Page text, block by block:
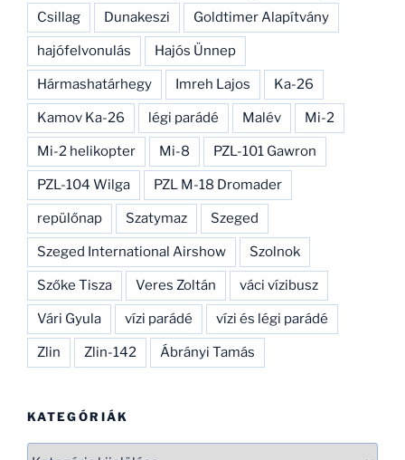
Csillag Dunakeszi Goldtimer Alapítvány
hajófelvonulás Hajós Ünnep
Hármashatárhegy Imreh Lajos Ka-26
Kamov Ka-26 légi parádé Malév Mi-2
Mi-2 helikopter Mi-8 PZL-101 Gawron
PZL-104 Wilga PZL M-18 Dromader
repülőnap Szatymaz Szeged
Szeged International Airshow Szolnok
Szőke Tisza Veres Zoltán váci vízibusz
Vári Gyula vízi parádé vízi és légi parádé
Zlin Zlin-142 Ábrányi Tamás
KATEGÓRIÁK